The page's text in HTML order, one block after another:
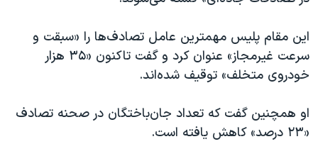
صفحه‌های ویژه
سفر پرزیدنت ترامپ به چین
این مقام پلیس مهمترین عامل تصادف‌ها را «سبقت و
سرعت غیرمجاز» عنوان کرد و گفت تاکنون «۳۵ هزار
خودروی متخلف» توقیف شده‌اند.
او همچنین گفت که تعداد جان‌باختگان در صحنه تصادف
«۲۳ درصد» کاهش یافته است.